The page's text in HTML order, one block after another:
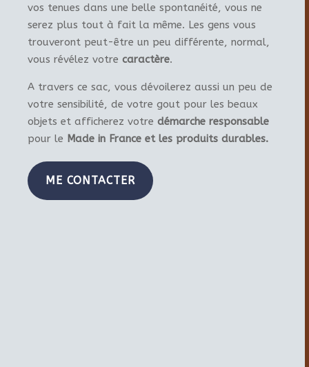
vos tenues dans une belle spontanéité, vous ne
serez plus tout à fait la même. Les gens vous
trouveront peut-être un peu différente, normal,
vous révélez votre caractère.
A travers ce sac, vous dévoilerez aussi un peu de
votre sensibilité, de votre gout pour les beaux
objets et afficherez votre démarche responsable
pour le Made in France et les produits durables.
ME CONTACTER